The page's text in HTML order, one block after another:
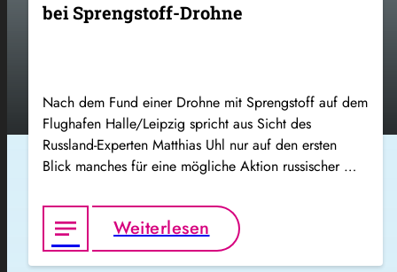
bei Sprengstoff-Drohne
Nach dem Fund einer Drohne mit Sprengstoff auf dem
Flughafen Halle/Leipzig spricht aus Sicht des
Russland-Experten Matthias Uhl nur auf den ersten
Blick manches für eine mögliche Aktion russischer …
notes Weiterlesen